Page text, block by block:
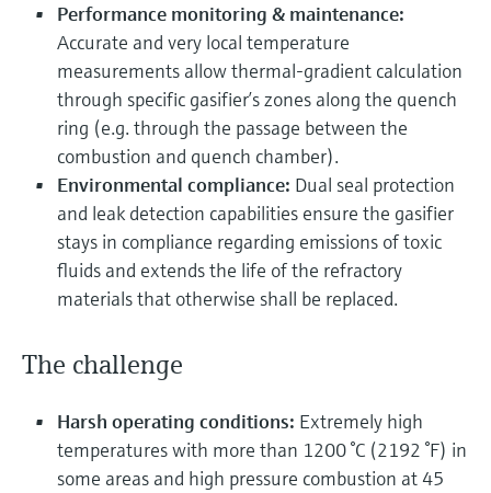
Performance monitoring & maintenance:
Accurate and very local temperature
measurements allow thermal-gradient calculation
through specific gasifier’s zones along the quench
ring (e.g. through the passage between the
combustion and quench chamber).
Environmental compliance: Dual seal protection
and leak detection capabilities ensure the gasifier
stays in compliance regarding emissions of toxic
fluids and extends the life of the refractory
materials that otherwise shall be replaced.
The challenge
Harsh operating conditions: Extremely high
temperatures with more than 1200 °C (2192 °F) in
some areas and high pressure combustion at 45